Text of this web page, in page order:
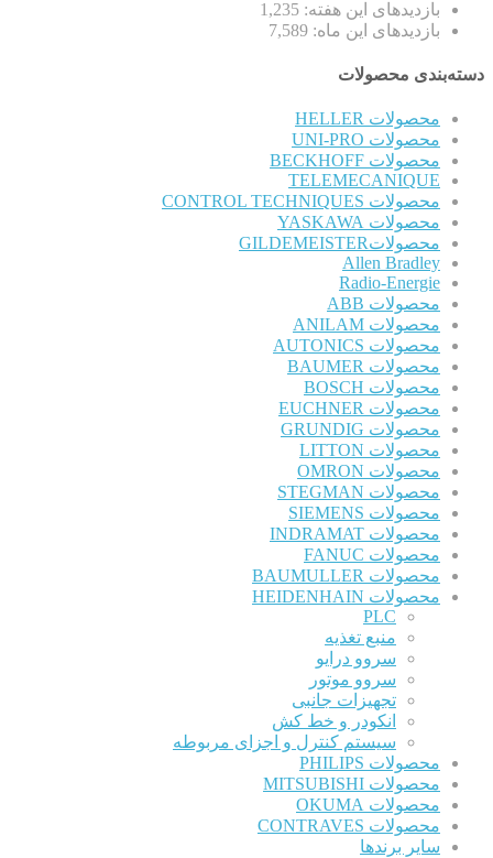
بازدیدهای این هفته: 1,235
بازدیدهای این ماه: 7,589
دسته‌بندی محصولات
محصولات HELLER
محصولات UNI-PRO
محصولات BECKHOFF
TELEMECANIQUE
محصولات CONTROL TECHNIQUES
محصولات YASKAWA
محصولاتGILDEMEISTER
Allen Bradley
Radio-Energie
محصولات ABB
محصولات ANILAM
محصولات AUTONICS
محصولات BAUMER
محصولات BOSCH
محصولات EUCHNER
محصولات GRUNDIG
محصولات LITTON
محصولات OMRON
محصولات STEGMAN
محصولات SIEMENS
محصولات INDRAMAT
محصولات FANUC
محصولات BAUMULLER
محصولات HEIDENHAIN
PLC
منبع تغذیه
سروو درایو
سروو موتور
تجهیزات جانبی
انکودر و خط کش
سیستم کنترل و اجزای مربوطه
محصولات PHILIPS
محصولات MITSUBISHI
محصولات OKUMA
محصولات CONTRAVES
سایر برندها